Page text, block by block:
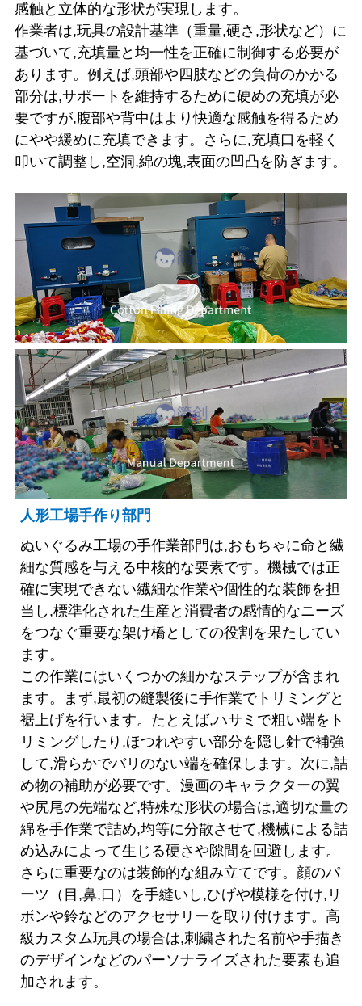
感触と立体的な形状が実現します。
作業者は,玩具の設計基準（重量,硬さ,形状など）に
基づいて,充填量と均一性を正確に制御する必要が
あります。例えば,頭部や四肢などの負荷のかかる
部分は,サポートを維持するために硬めの充填が必
要ですが,腹部や背中はより快適な感触を得るため
にやや緩めに充填できます。さらに,充填口を軽く
叩いて調整し,空洞,綿の塊,表面の凹凸を防ぎます。
人形工場手作り部門
ぬいぐるみ工場の手作業部門は,おもちゃに命と繊
細な質感を与える中核的な要素です。機械では正
確に実現できない繊細な作業や個性的な装飾を担
当し,標準化された生産と消費者の感情的なニーズ
をつなぐ重要な架け橋としての役割を果たしてい
ます。
この作業にはいくつかの細かなステップが含まれ
ます。まず,最初の縫製後に手作業でトリミングと
裾上げを行います。たとえば,ハサミで粗い端をト
リミングしたり,ほつれやすい部分を隠し針で補強
して,滑らかでバリのない端を確保します。次に,詰
め物の補助が必要です。漫画のキャラクターの翼
や尻尾の先端など,特殊な形状の場合は,適切な量の
綿を手作業で詰め,均等に分散させて,機械による詰
め込みによって生じる硬さや隙間を回避します。
さらに重要なのは装飾的な組み立てです。顔のパ
ーツ（目,鼻,口）を手縫いし,ひげや模様を付け,リ
ボンや鈴などのアクセサリーを取り付けます。高
級カスタム玩具の場合は,刺繍された名前や手描き
のデザインなどのパーソナライズされた要素も追
加されます。